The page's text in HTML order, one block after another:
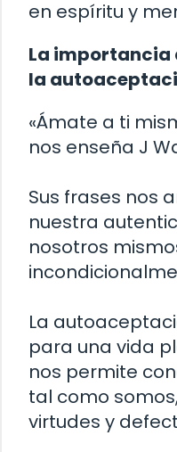
en espíritu y
La importancia
la
«Ámate a ti
nos enseña J
Sus frases nos
nuestra
nosotros
La
para una vida
nos permite
tal como
virtudes y